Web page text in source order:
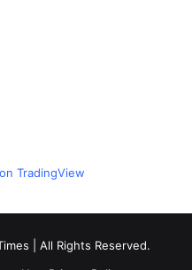
TradingView
| All Rights Reserved.